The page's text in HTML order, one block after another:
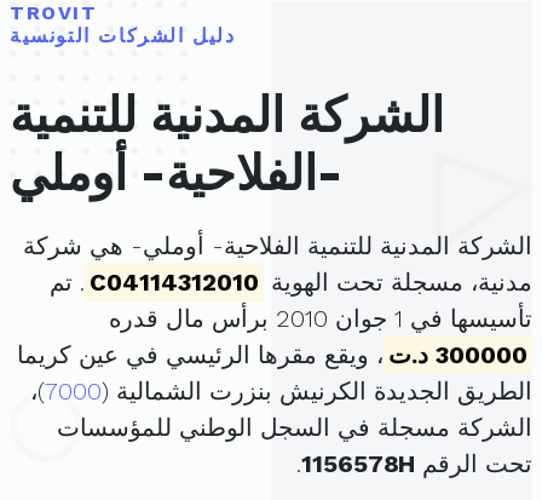
TROVIT
دليل الشركات التونسية
الشركة المدنية للتنمية
الفلاحية- أوملي-
الشركة المدنية للتنمية الفلاحية- أوملي- هي شركة
مدنية، مسجلة تحت الهوية C04114312010 . تم
تأسيسها في 1 جوان 2010 برأس مال قدره
300000 د.ت
، ويقع مقرها الرئيسي في عين كريما
الطريق الجديدة الكرنيش بنزرت الشمالية (7000)،
الشركة مسجلة في السجل الوطني للمؤسسات
تحت الرقم 1156578H
.